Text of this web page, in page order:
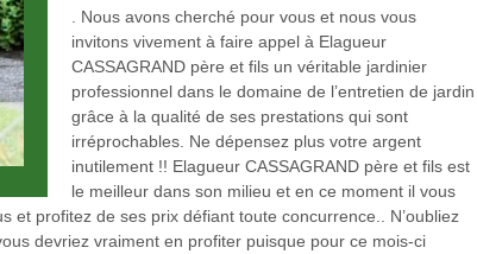
. Nous avons cherché pour vous et nous vous
invitons vivement à faire appel à Elagueur
CASSAGRAND père et fils un véritable jardinier
professionnel dans le domaine de l’entretien de jardin
grâce à la qualité de ses prestations qui sont
irréprochables. Ne dépensez plus votre argent
inutilement !! Elagueur CASSAGRAND père et fils est
le meilleur dans son milieu et en ce moment il vous
et profitez de ses prix défiant toute concurrence.. N’oubliez
devriez vraiment en profiter puisque pour ce mois-ci